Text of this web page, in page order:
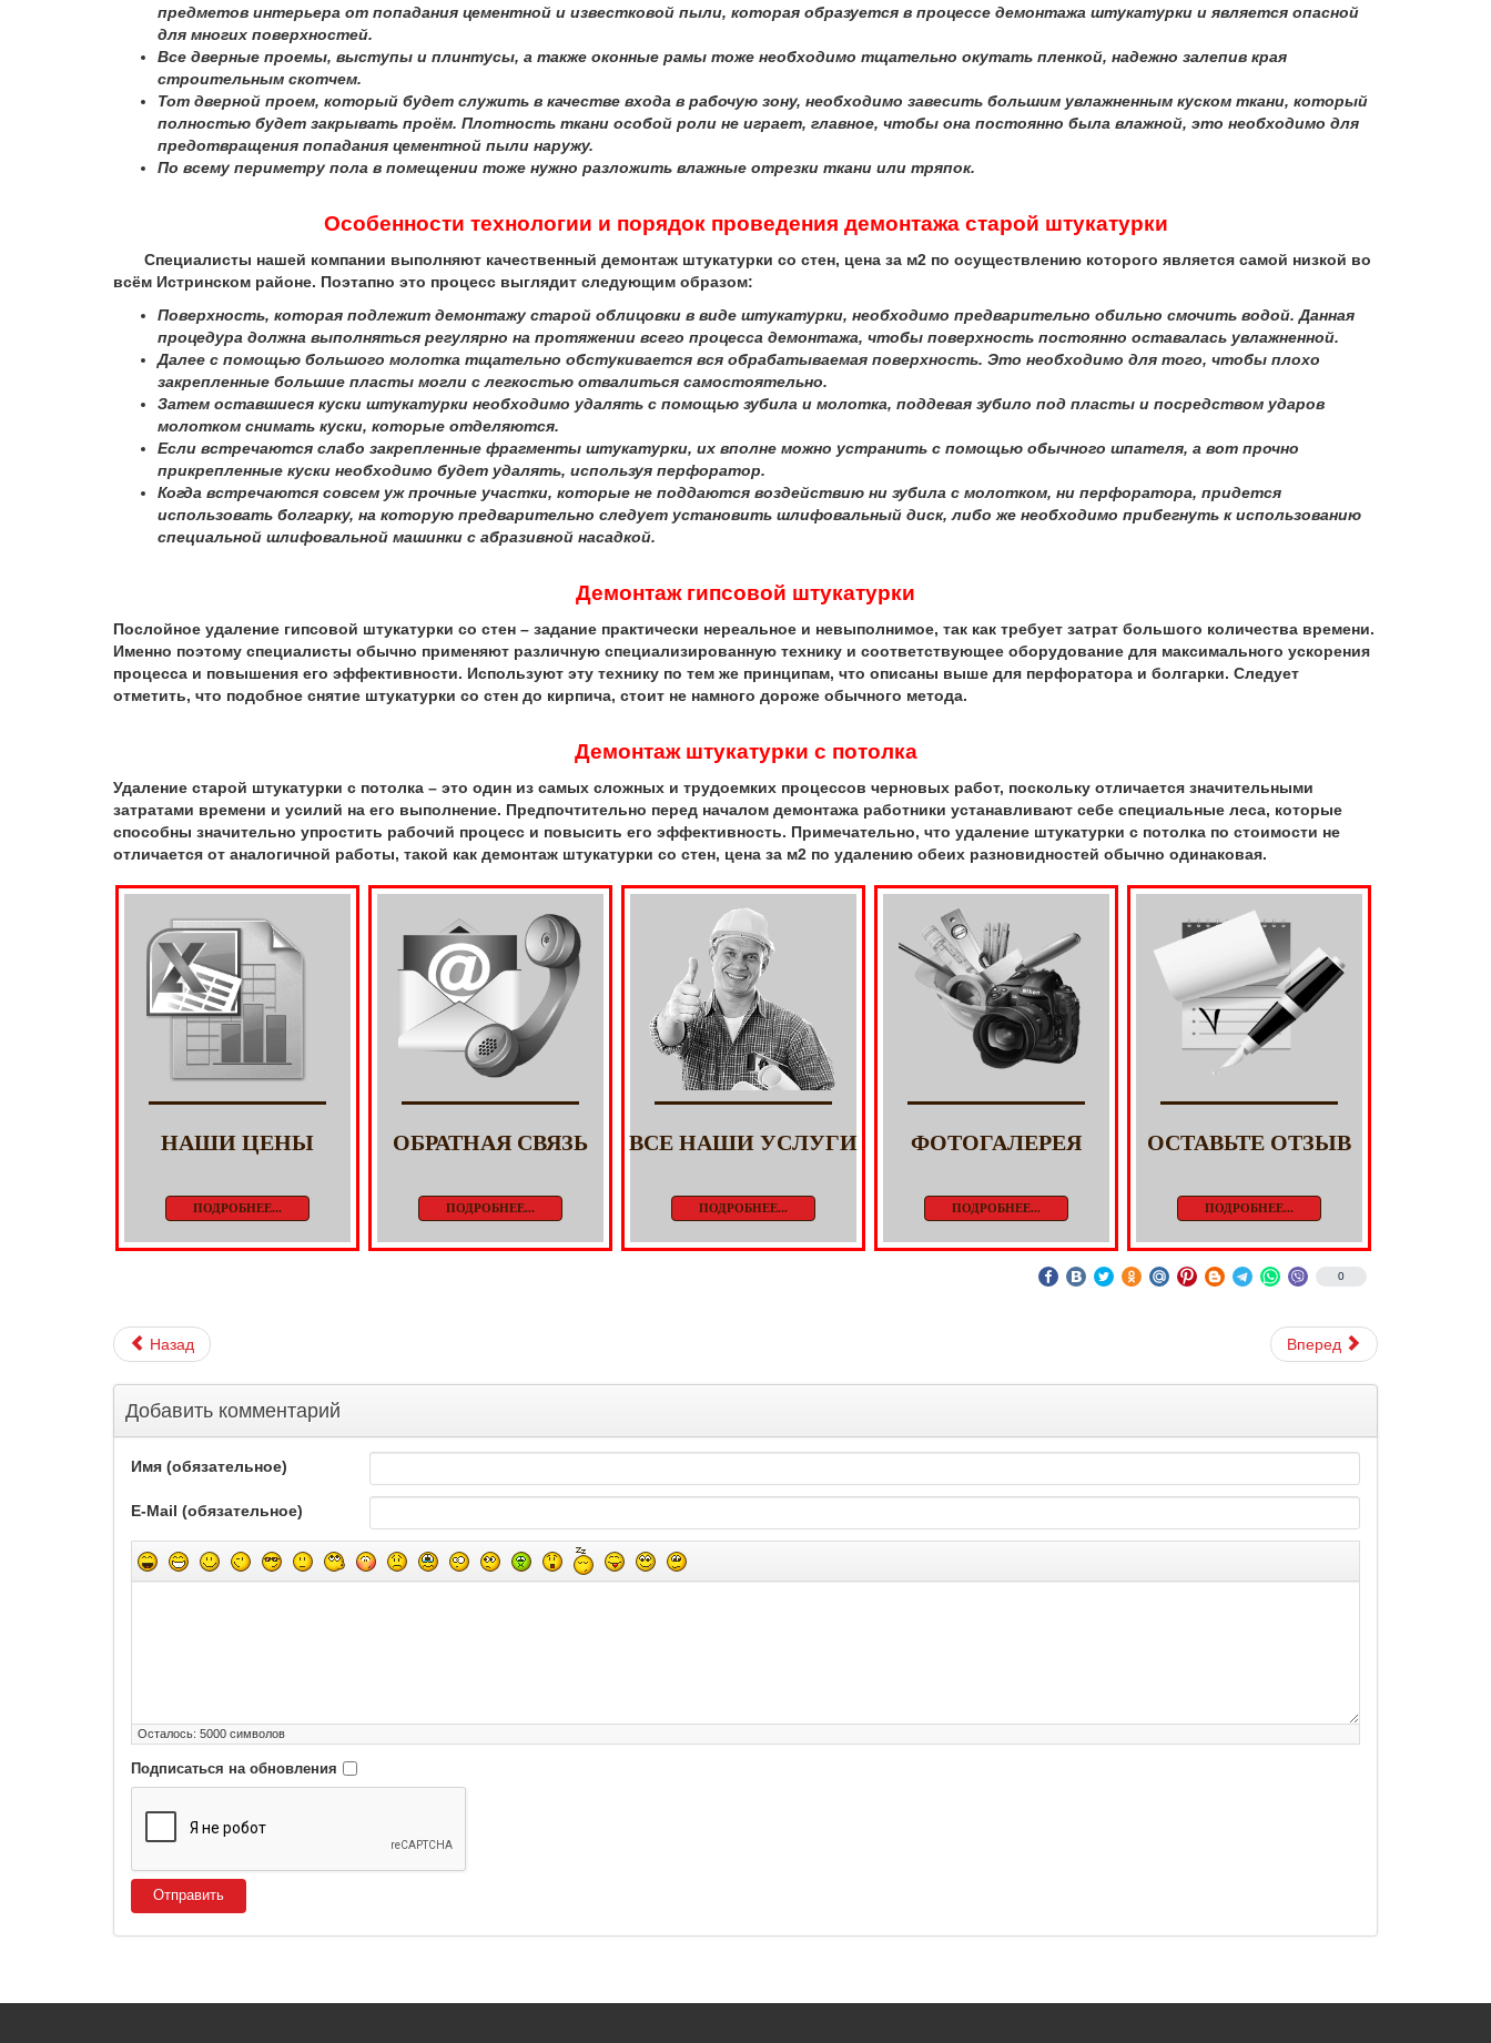
предметов интерьера от попадания цементной и известковой пыли, которая образуется в процессе демонтажа штукатурки и является опасной
для многих поверхностей.
Все дверные проемы, выступы и плинтусы, а также оконные рамы тоже необходимо тщательно окутать пленкой, надежно залепив края
строительным скотчем.
Тот дверной проем, который будет служить в качестве входа в рабочую зону, необходимо завесить большим увлажненным куском ткани, который
полностью будет закрывать проём. Плотность ткани особой роли не играет, главное, чтобы она постоянно была влажной, это необходимо для
предотвращения попадания цементной пыли наружу.
По всему периметру пола в помещении тоже нужно разложить влажные отрезки ткани или тряпок.
Особенности технологии и порядок проведения демонтажа старой штукатурки
Специалисты нашей компании выполняют качественный демонтаж штукатурки со стен, цена за м2 по осуществлению которого является самой низкой во
всём Истринском районе. Поэтапно это процесс выглядит следующим образом:
Поверхность, которая подлежит демонтажу старой облицовки в виде штукатурки, необходимо предварительно обильно смочить водой. Данная
процедура должна выполняться регулярно на протяжении всего процесса демонтажа, чтобы поверхность постоянно оставалась увлажненной.
Далее с помощью большого молотка тщательно обстукивается вся обрабатываемая поверхность. Это необходимо для того, чтобы плохо
закрепленные большие пласты могли с легкостью отвалиться самостоятельно.
Затем оставшиеся куски штукатурки необходимо удалять с помощью зубила и молотка, поддевая зубило под пласты и посредством ударов
молотком снимать куски, которые отделяются.
Если встречаются слабо закрепленные фрагменты штукатурки, их вполне можно устранить с помощью обычного шпателя, а вот прочно
прикрепленные куски необходимо будет удалять, используя перфоратор.
Когда встречаются совсем уж прочные участки, которые не поддаются воздействию ни зубила с молотком, ни перфоратора, придется
использовать болгарку, на которую предварительно следует установить шлифовальный диск, либо же необходимо прибегнуть к использованию
специальной шлифовальной машинки с абразивной насадкой.
Демонтаж гипсовой штукатурки
Послойное удаление гипсовой штукатурки со стен – задание практически нереальное и невыполнимое, так как требует затрат большого количества времени.
Именно поэтому специалисты обычно применяют различную специализированную технику и соответствующее оборудование для максимального ускорения
процесса и повышения его эффективности. Используют эту технику по тем же принципам, что описаны выше для перфоратора и болгарки. Следует
отметить, что подобное снятие штукатурки со стен до кирпича, стоит не намного дороже обычного метода.
Демонтаж штукатурки с потолка
Удаление старой штукатурки с потолка – это один из самых сложных и трудоемких процессов черновых работ, поскольку отличается значительными
затратами времени и усилий на его выполнение. Предпочтительно перед началом демонтажа работники устанавливают себе специальные леса, которые
способны значительно упростить рабочий процесс и повысить его эффективность. Примечательно, что удаление штукатурки с потолка по стоимости не
отличается от аналогичной работы, такой как демонтаж штукатурки со стен, цена за м2 по удалению обеих разновидностей обычно одинаковая.
НАШИ ЦЕНЫ
ПОДРОБНЕЕ...
ОБРАТНАЯ СВЯЗЬ
ПОДРОБНЕЕ...
ВСЕ НАШИ УСЛУГИ
ПОДРОБНЕЕ...
ФОТОГАЛЕРЕЯ
ПОДРОБНЕЕ...
ОСТАВЬТЕ ОТЗЫВ
ПОДРОБНЕЕ...
0
Назад Вперед
Добавить комментарий
Имя (обязательное)
E-Mail (обязательное)
Осталось: 5000 символов
Подписаться на обновления
Отправить